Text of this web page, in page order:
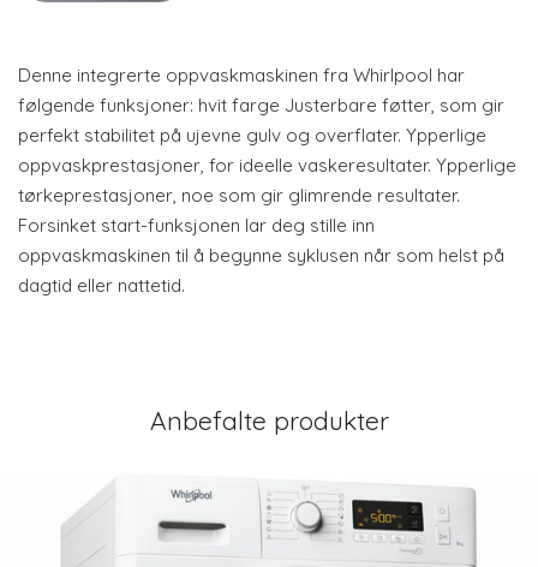
Denne integrerte oppvaskmaskinen fra Whirlpool har
følgende funksjoner: hvit farge Justerbare føtter, som gir
perfekt stabilitet på ujevne gulv og overflater. Ypperlige
oppvaskprestasjoner, for ideelle vaskeresultater. Ypperlige
tørkeprestasjoner, noe som gir glimrende resultater.
Forsinket start-funksjonen lar deg stille inn
oppvaskmaskinen til å begynne syklusen når som helst på
dagtid eller nattetid.
Anbefalte produkter